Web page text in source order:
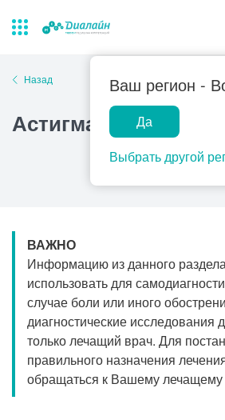
Ваш регион -
Да
Выбрать другой
Лаборатории
Центр помощи
на дому
Закрыть поиск
Популярные запросы
Прием гинеколога
Прием гастроэнтеролога
Прием офтальмолога
Прием уролога
Прием хирурга
Прием кардиолога
Назад
Астигматизм
ВАЖНО
Информацию из данного
использовать для
случае боли или иного
диагностические исследования
только лечащий врач. Для
правильного назначения
обращаться к Вашему лечащему